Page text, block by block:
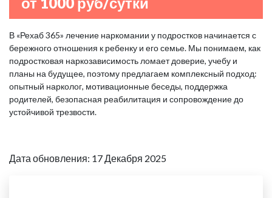
В «Рехаб 365» лечение наркомании у подростков начинается с
бережного отношения к ребенку и его семье. Мы понимаем, как
подростковая наркозависимость ломает доверие, учебу и
планы на будущее, поэтому предлагаем комплексный подход:
опытный нарколог, мотивационные беседы, поддержка
родителей, безопасная реабилитация и сопровождение до
устойчивой трезвости.
Дата обновления: 17 Декабря 2025